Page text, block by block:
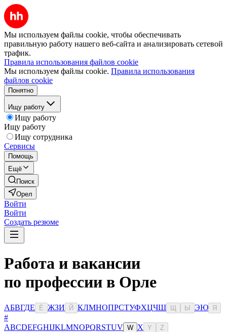
Мы используем файлы cookie, чтобы обеспечивать
правильную работу нашего веб-сайта и анализировать сетевой
трафик.
Правила использования файлов cookie
Мы используем файлы cookie. Правила использования
файлов cookie
Понятно
Ищу работу
Ищу работу
Ищу работу
Ищу сотрудника
Сервисы
Помощь
Ещё
Поиск
Орел
Войти
Войти
Создать резюме
Работа и вакансии
по профессии в Орле
АБВГДЕ Ё ЖЗИ Й КЛМНОПРСТУФХЦЧШ Ы ЭЮ Я
#
ABCDEFGHIJKLMNOPQRSTUV W X Y Z